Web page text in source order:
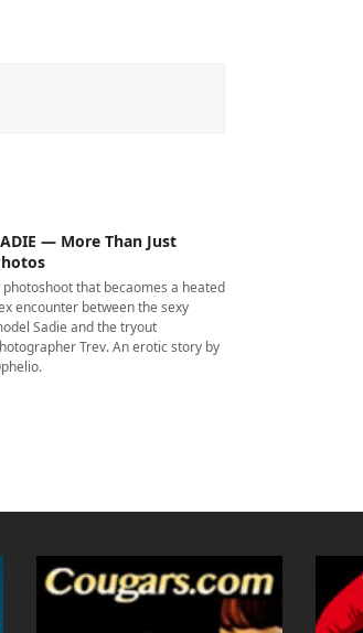
— More Than Just
photoshoot that becaomes a heated
encounter between the sexy
Sadie and the tryout
Trev. An erotic story by